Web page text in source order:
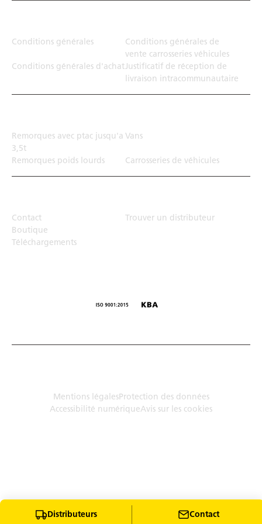
Distributeurs Contact
Conditions générales
Conditions générales de
vente carrosseries véhicules
Conditions générales d'achatJustificatif de réception de
livraison intracommunautaire
Remorques avec ptac jusqu'a
3,5t
Vans
Remorques poids lourds Carrosseries de véhicules
Contact
Trouver un distributeur
Boutique
Téléchargements
Mentions légalesProtection des données
Accessibilité numériqueAvis sur les cookies